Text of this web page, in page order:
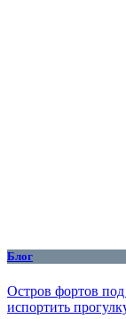
Блог
Остров фортов
испортить